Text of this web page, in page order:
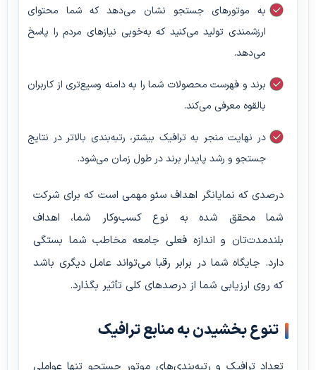
به موتورهای جستجو نشان می‌دهد که شما محتوای
ارزشمندی تولید می‌کنید که به‌خوبی نیازهای مردم را پاسخ
می‌دهد.
برند و فهرست محصولات شما را به دامنه وسیع‌تری از کاربران
بالقوه معرفی می‌کند.
در نهایت منجر به ترافیک بیشتر، رتبه‌بندی بالاتر در نتایج
جستجو و رشد پایدار برند در طول زمان می‌شود.
درصدی که نمایانگر اهداف سئو مهمی است که برای شرکت
شما محقق شده به نوع کسب‌وکار شما، اهداف
بلندمدت‌تان و اندازه فعلی جامعه مخاطب شما بستگی
دارد. جایگاه شما در برابر رقبا می‌تواند عامل دیگری باشد
که روی ارزیابی شما از درصدهای کلی تأثیر بگذارد.
تنوع بخشیدن به منابع ترافیک